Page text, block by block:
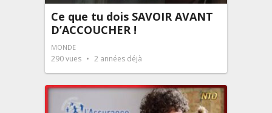
Ce que tu dois SAVOIR AVANT
D’ACCOUCHER !
MONDE
290vues 2 années déjà